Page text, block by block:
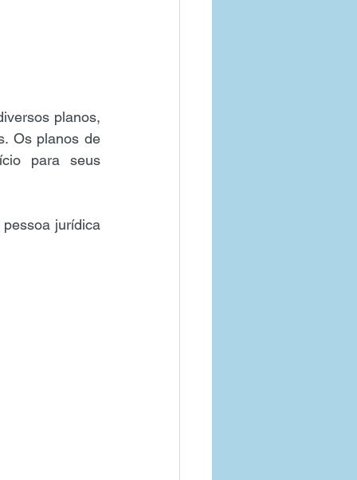
planos,
Os planos de
para seus
jurídica